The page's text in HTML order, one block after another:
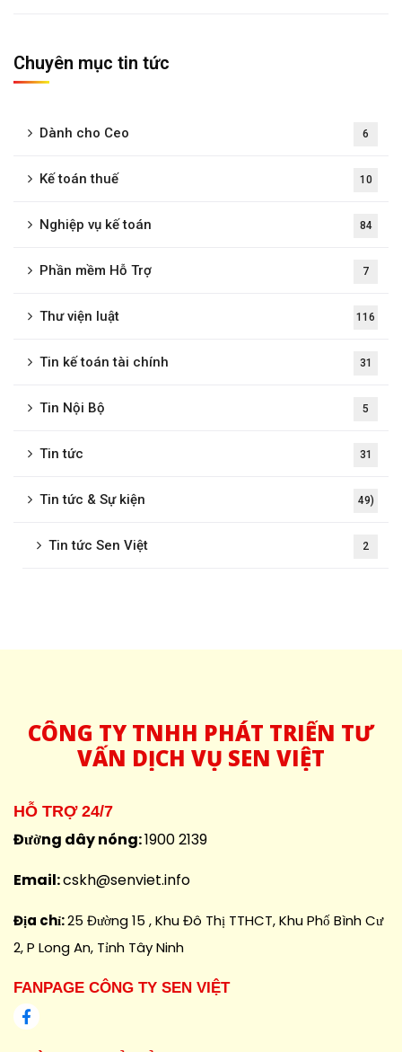
Chuyên mục tin tức
Dành cho Ceo 6
Kế toán thuế 10
Nghiệp vụ kế toán 84
Phần mềm Hỗ Trợ 7
Thư viện luật 116
Tin kế toán tài chính 31
Tin Nội Bộ 5
Tin tức 31
Tin tức & Sự kiện 49)
Tin tức Sen Việt 2
CÔNG TY TNHH PHÁT TRIỂN TƯ
VẤN DỊCH VỤ SEN VIỆT
HỖ TRỢ 24/7
Đường dây nóng:1900 2139
Email:cskh@senviet.info
Địa chỉ:25 Đường 15 , Khu Đô Thị TTHCT, Khu Phố Bình Cư
2, P Long An, Tỉnh Tây Ninh
FANPAGE CÔNG TY SEN VIỆT